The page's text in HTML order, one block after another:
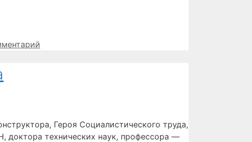
Героя Социалистического труда,
доктора технических наук, профессора —